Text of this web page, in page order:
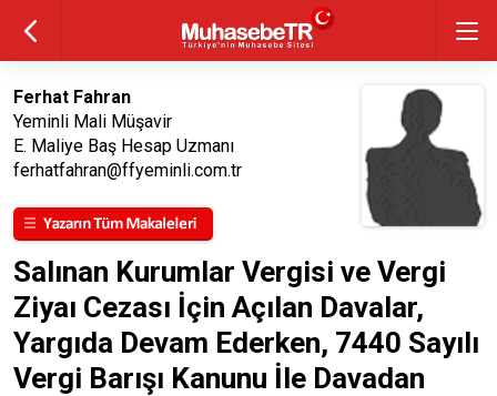
Ferhat Fahran
Yeminli Mali Müşavir
E. Maliye Baş Hesap Uzmanı
ferhatfahran@ffyeminli.com.tr
Salınan Kurumlar Vergisi ve Vergi
Ziyaı Cezası İçin Açılan Davalar,
Yargıda Devam Ederken, 7440 Sayılı
Vergi Barışı Kanunu İle Davadan